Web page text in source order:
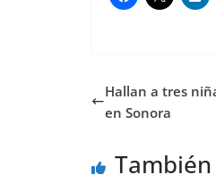
Hallan a tres
en Sonora